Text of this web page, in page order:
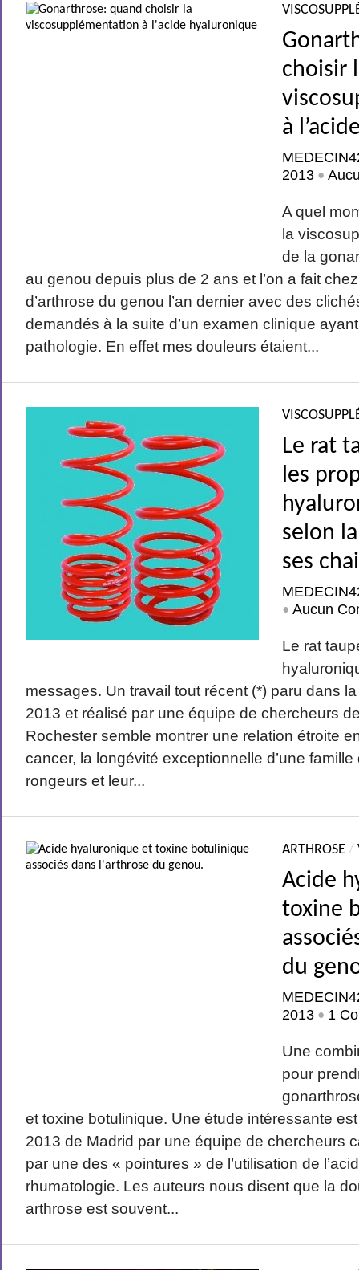
choisir
à
2013 •
A quel
la
de la
au genou depuis plus de 2 ans et l’on a fait
d’arthrose du genou l’an dernier avec des
demandés à la suite d’un examen clinique
pathologie. En effet mes douleurs étaient...
Le rat
les
selon
ses
•Aucun
Le rat
messages. Un travail tout récent (*) paru dans
2013 et réalisé par une équipe de chercheurs
Rochester semble montrer une relation étroite
cancer, la longévité exceptionnelle d’une
rongeurs et leur...
ARTHROSE /
Acide
toxine
du
2013 • 1
Une
pour
et toxine botulinique. Une étude intéressante
2013 de Madrid par une équipe de chercheurs
par une des « pointures » de l’utilisation de
rhumatologie. Les auteurs nous disent que la
arthrose est souvent...